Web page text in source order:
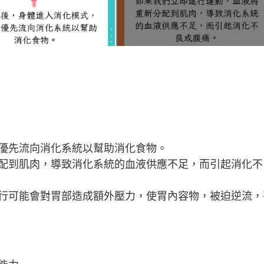
先流向消化系統以幫助消化食物。
到肌肉，導致消化系統的血液供應不足，而引起消化
可能會對胃部造成額外壓力，使胃內容物，被迫逆流